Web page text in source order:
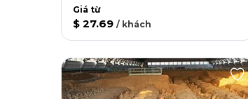
Giá từ
$ 27.69 / khách